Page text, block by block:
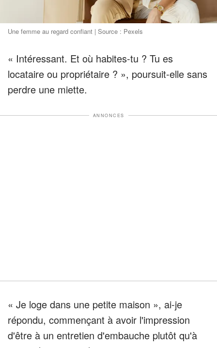
Une femme au regard confiant | Source : Pexels
« Intéressant. Et où habites-tu ? Tu es
locataire ou propriétaire ? », poursuit-elle sans
perdre une miette.
ANNONCES
« Je loge dans une petite maison », ai-je
répondu, commençant à avoir l'impression
d'être à un entretien d'embauche plutôt qu'à